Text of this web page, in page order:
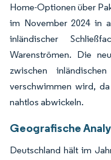
Home-Optionen über
im November 2024 in
inländischer
Warenströmen. Die
zwischen
verschwimmen wird,
nahtlos abwickeln.
Geografische
Deutschland hält im